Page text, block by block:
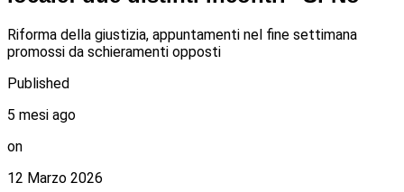
Riforma della giustizia, appuntamenti nel fine settimana
promossi da schieramenti opposti
Published
5 mesi ago
on
12 Marzo 2026